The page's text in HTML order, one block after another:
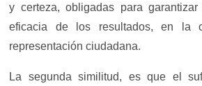
y certeza, obligadas para
eficacia de los resultados, en la
representación ciudadana.
La segunda similitud, es que el